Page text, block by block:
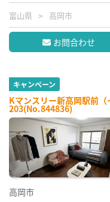
富山県 高岡市
お問合わせ
キャンペーン
Kマンスリー新高岡駅前（
203(No.844836)
高岡市